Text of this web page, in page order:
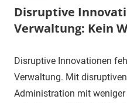
Disruptive
Verwaltung: Kein
Disruptive Innovationen
Verwaltung. Mit
Administration mit